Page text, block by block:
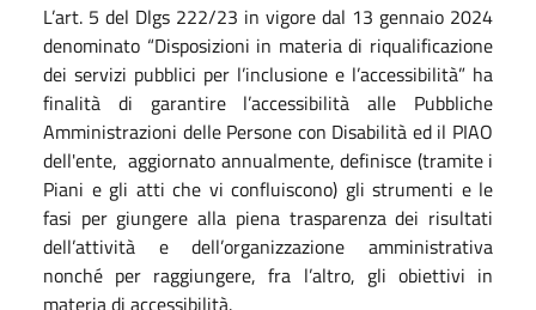
L’art. 5 del Dlgs 222/23 in vigore dal 13 gennaio 2024
denominato “Disposizioni in materia di riqualificazione
dei servizi pubblici per l’inclusione e l’accessibilità” ha
finalità di garantire l’accessibilità alle Pubbliche
Amministrazioni delle Persone con Disabilità ed il PIAO
dell'ente, aggiornato annualmente, definisce (tramite i
Piani e gli atti che vi confluiscono) gli strumenti e le
fasi per giungere alla piena trasparenza dei risultati
dell’attività e dell’organizzazione amministrativa
nonché per raggiungere, fra l’altro, gli obiettivi in
materia di accessibilità.